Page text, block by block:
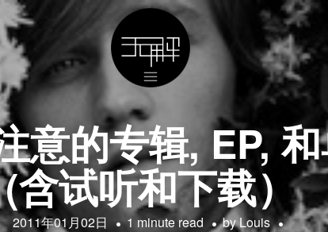
意的专辑, EP,
(含试听和下载）
2011年01月02日 1 minute read byLouis